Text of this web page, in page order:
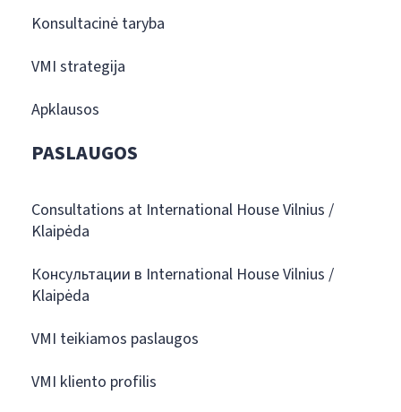
Konsultacinė taryba
VMI strategija
Apklausos
PASLAUGOS
Consultations at International House Vilnius /
Klaipėda
Консультации в International House Vilnius /
Klaipėda
VMI teikiamos paslaugos
VMI kliento profilis